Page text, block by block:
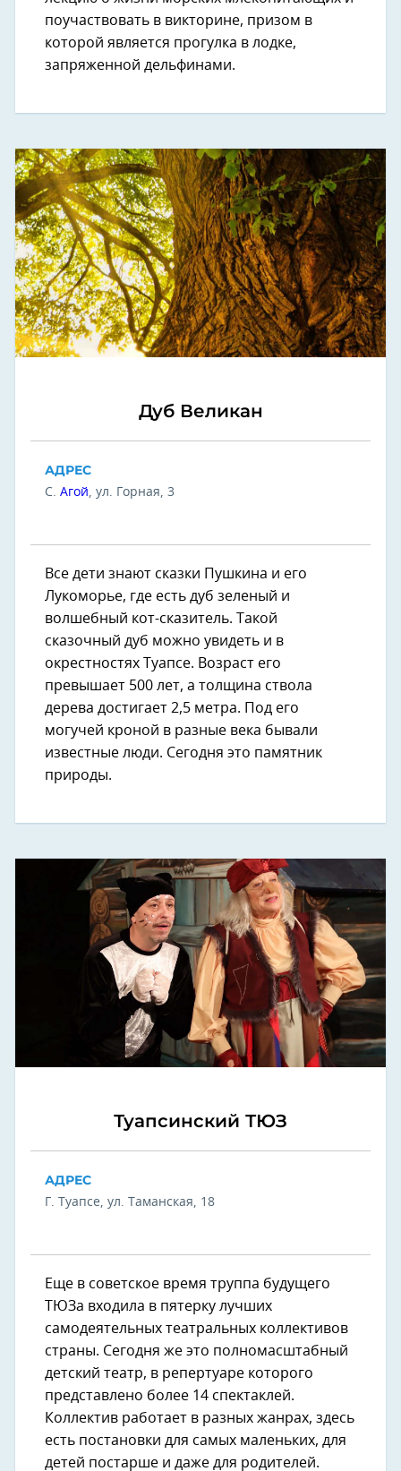
поучаствовать в викторине, призом в
которой является прогулка в лодке,
запряженной дельфинами.
Дуб Великан
АДРЕС
С. Агой, ул. Горная, 3
Все дети знают сказки Пушкина и его
Лукоморье, где есть дуб зеленый и
волшебный кот-сказитель. Такой
сказочный дуб можно увидеть и в
окрестностях Туапсе. Возраст его
превышает 500 лет, а толщина ствола
дерева достигает 2,5 метра. Под его
могучей кроной в разные века бывали
известные люди. Сегодня это памятник
природы.
Туапсинский ТЮЗ
АДРЕС
Г. Туапсе, ул. Таманская, 18
Еще в советское время труппа будущего
ТЮЗа входила в пятерку лучших
самодеятельных театральных коллективов
страны. Сегодня же это полномасштабный
детский театр, в репертуаре которого
представлено более 14 спектаклей.
Коллектив работает в разных жанрах, здесь
есть постановки для самых маленьких, для
детей постарше и даже для родителей.